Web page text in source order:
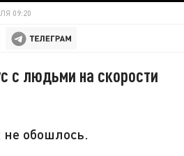
09:20
с людьми на скорости
обошлось.